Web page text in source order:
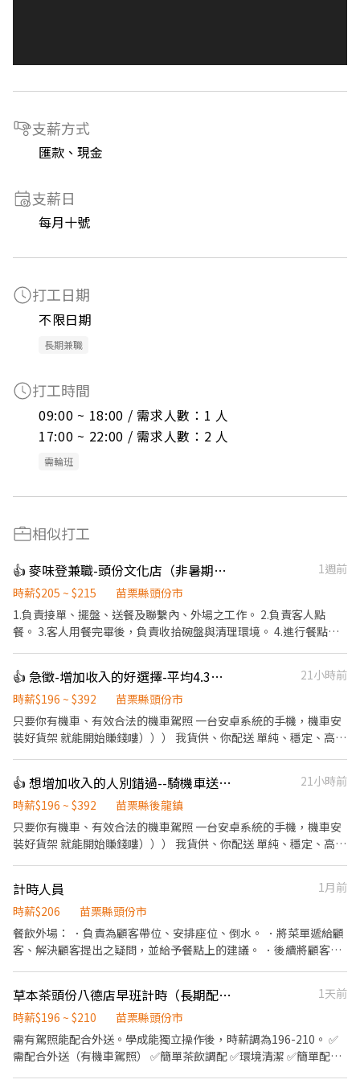
支薪方式
匯款、現金
支薪日
每月十號
打工日期
不限日期
長期兼職
打工時間
09:00 ~ 18:00 / 需求人數：1 人
17:00 ~ 22:00 / 需求人數：2 人
需輪班
相似打工
👍 麥味登兼職-頭份文化店（非暑期職缺）
1週前
時薪$205 ~ $215
苗栗縣頭份市
1.負責接單、擺盤、送餐及聯繫內、外場之工作。 2.負責客人點
餐。 3.客人用餐完畢後，負責收拾碗盤與清理環境。 4.進行餐點料
假日排班 9.需長期可配合的夥伴，寒暑期勿試
👍 急徵-增加收入的好選擇-平均4.3萬~6萬-NN頭份公北
21小時前
時薪$196 ~ $392
苗栗縣頭份市
只要你有機車、有效合法的機車駕照 一台安卓系統的手機，機車安
裝好貨架 就能開始賺錢嘍））） 我貨供、你配送 單純、穩定、高報
需處理金流 🏍️ 工作時間 ✔️ 08:00即可開始送貨 ✔️ 配送範圍3公里內
📅 休息安排 ✔️一週排休兩天 ✅ 基本條件 ✔️ 自備機車 ✔️ 有效駕照＋
強制險 ✔️ Android手機 快速應徵【截圖應徵職缺+姓名+電話】 報名
ID: @346uatki 會有專人與您聯絡，安排面試~
👍 想增加收入的人別錯過--騎機車送貨-平均4.3萬~6萬--NN後龍中山
21小時前
時薪$196 ~ $392
苗栗縣後龍鎮
只要你有機車、有效合法的機車駕照 一台安卓系統的手機，機車安
裝好貨架 就能開始賺錢嘍））） 我貨供、你配送 單純、穩定、高報
需處理金流 🏍️ 工作時間 ✔️ 08:00即可開始送貨 ✔️ 配送範圍3公里內
✅ 基本條件 ✔️ 自備機車 ✔️ 有效駕照＋強制險 ✔️ Android手機 🚀 應
徵方式 ---------------------------------------------------- 快速應徵
【截圖應徵職缺+姓名+電話】 官方賴：@346uatki 會有專人與您聯
計時人員
1月前
時薪$206
苗栗縣頭份市
餐飲外場： ．負責為顧客帶位、安排座位、倒水。 ．將菜單遞給顧
客、解決顧客提出之疑問，並給予餐點上的建議。 ．後續將顧客點
包外帶服務。
草本茶頭份八德店早班計時（長期配合）
1天前
時薪$196 ~ $210
苗栗縣頭份市
需有駕照能配合外送。學成能獨立操作後，時薪調為196-210。 ✅
需配合外送（有機車駕照） ✅簡單茶飲調配 ✅環境清潔 ✅簡單配料